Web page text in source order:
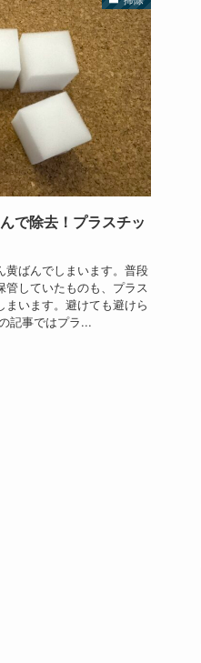
で除去！プラスチッ
黄ばんでしまいます。普段
管していたものも、プラス
います。避けても避けら
記事ではプラ...